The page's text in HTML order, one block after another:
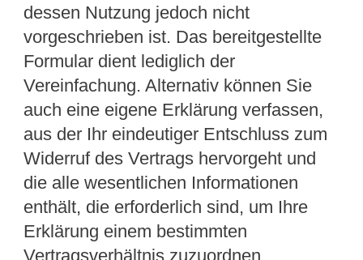
dessen Nutzung jedoch nicht
vorgeschrieben ist. Das bereitgestellte
Formular dient lediglich der
Vereinfachung. Alternativ können Sie
auch eine eigene Erklärung verfassen,
aus der Ihr eindeutiger Entschluss zum
Widerruf des Vertrags hervorgeht und
die alle wesentlichen Informationen
enthält, die erforderlich sind, um Ihre
Erklärung einem bestimmten
Vertragsverhältnis zuzuordnen.